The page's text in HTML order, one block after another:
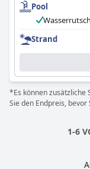
Pool
Strand
*Es können zusätzliche
Sie den Endpreis,
1-6